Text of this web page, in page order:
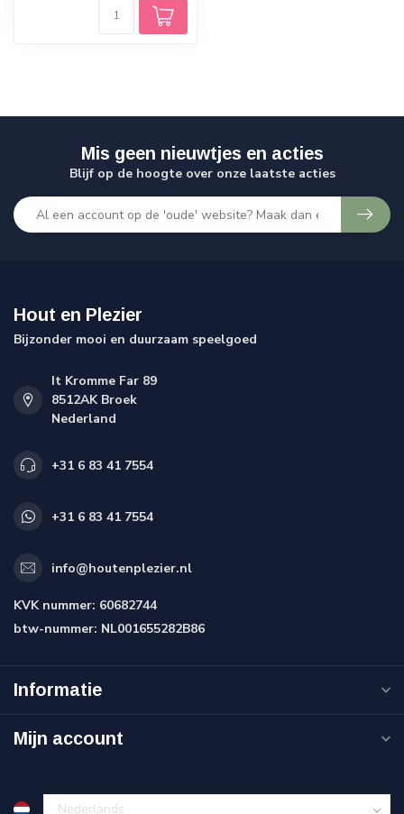
Mis geen nieuwtjes en acties
Blijf op de hoogte over onze laatste acties
Hout en Plezier
Bijzonder mooi en duurzaam speelgoed
It Kromme Far 89
8512AK Broek
Nederland
+31 6 83 41 7554
+31 6 83 41 7554
info@houtenplezier.nl
KVK nummer: 60682744
btw-nummer: NL001655282B86
Informatie
Mijn account